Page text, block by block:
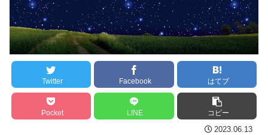
【画像】発達障害の子ど
もはこの絵の意味がすぐに
分からないらしい
日本が北朝鮮に辛勝し二
次予選3連勝も、海外ファン
は采配に辛辣「おそろしい
内容の後半」「今日の森保
はチキン」
代」に突入！アトラクショ
ンパスがどれもこれも1500
円の課金チケに
ンバーワンだ」 熊本地震直
後の日本の対応のスピード
【第7話予告】水10ドラ
Twitter Facebook はてブ
Pocket LINE コピー
2023.06.13